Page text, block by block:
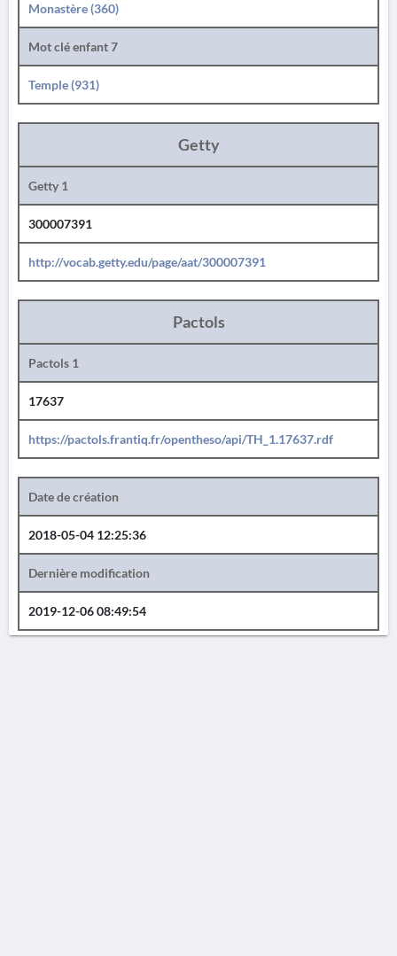
Monastère (360)
Mot clé enfant 7
Temple (931)
Getty
Getty 1
300007391
http://vocab.getty.edu/page/aat/300007391
Pactols
Pactols 1
17637
https://pactols.frantiq.fr/opentheso/api/TH_1.17637.rdf
Date de création
2018-05-04 12:25:36
Dernière modification
2019-12-06 08:49:54